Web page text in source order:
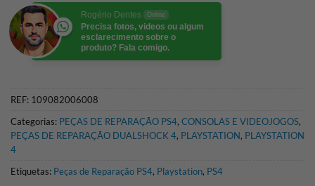
Rogério Dentes Online
Precisa fotos, videos ou algum
esclarecimento sobre o
produto? Fala comigo.
REF: 109082006008
Categorias: PEÇAS DE REPARAÇÃO PS4, CONSOLAS E VIDEOJOGOS,
PEÇAS DE REPARAÇÃO DUALSHOCK 4, PLAYSTATION, PLAYSTATION
4
Etiquetas: Peças de Reparação PS4, Playstation, PS4